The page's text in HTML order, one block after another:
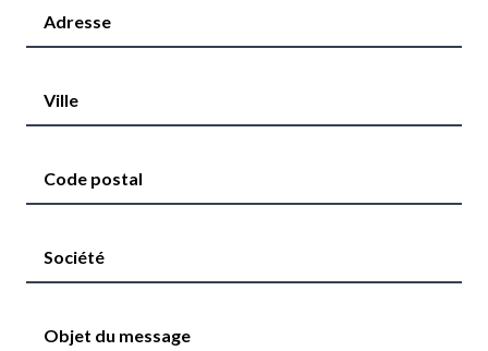
Adresse
Ville
Code postal
Société
Objet du message